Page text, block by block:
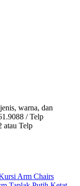
warna, dan
/ Telp
atau Telp
Arm Chairs